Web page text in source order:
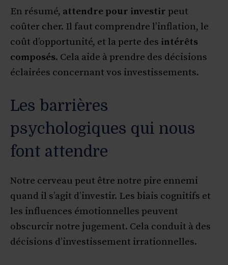
En résumé, attendre pour investir peut
coûter cher. Il faut comprendre l’inflation, le
coût d’opportunité, et la perte des intérêts
composés. Cela aide à prendre des décisions
éclairées concernant vos investissements.
Les barrières
psychologiques qui nous
font attendre
Notre cerveau peut être notre pire ennemi
quand il s’agit d’investir. Les biais cognitifs et
les influences émotionnelles peuvent
obscurcir notre jugement. Cela conduit à des
décisions d’investissement irrationnelles.